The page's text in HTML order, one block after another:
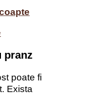
pranz
poate fi
Exista